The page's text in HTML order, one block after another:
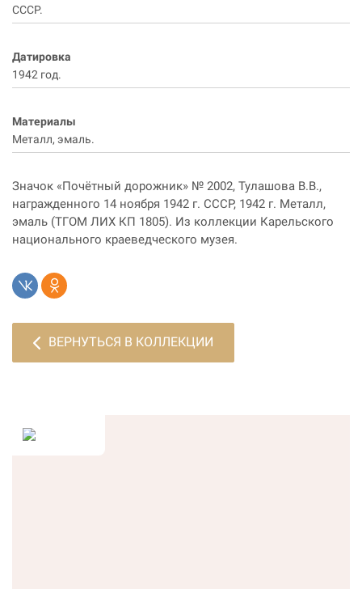
СССР.
Датировка
1942 год.
Материалы
Металл, эмаль.
Значок «Почётный дорожник» № 2002, Тулашова В.В.,
награжденного 14 ноября 1942 г. СССР, 1942 г. Металл,
эмаль (ТГОМ ЛИХ КП 1805). Из коллекции Карельского
национального краеведческого музея.
ВЕРНУТЬСЯ В КОЛЛЕКЦИИ